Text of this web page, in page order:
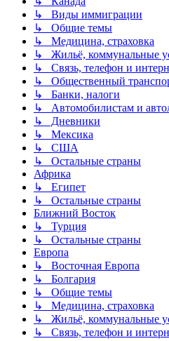
↳ Виды иммиграции
↳ Общие темы
↳ Медицина, страховка
↳ Жильё, коммунальные
↳ Связь, телефон и
↳ Общественный
↳ Банки, налоги
↳ Автомобилистам и
↳ Дневники
↳ Мексика
↳ США
↳ Остальные страны
Африка
↳ Египет
↳ Остальные страны
Ближний Восток
↳ Турция
↳ Остальные страны
Европа
↳ Восточная Европа
↳ Болгария
↳ Общие темы
↳ Медицина, страховка
↳ Жильё, коммунальные
↳ Связь, телефон и